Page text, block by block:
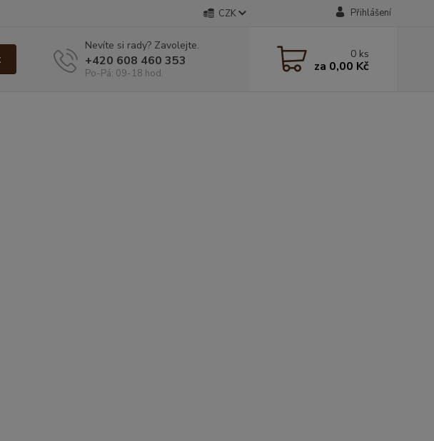
CZK Přihlášení
Nevíte si rady? Zavolejte.
+420 608 460 353
Po-Pá: 09-18 hod.
0 ks
za 0,00 Kč